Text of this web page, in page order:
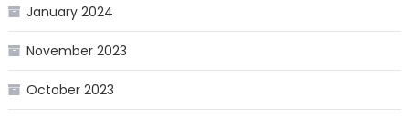
January 2024
November 2023
October 2023